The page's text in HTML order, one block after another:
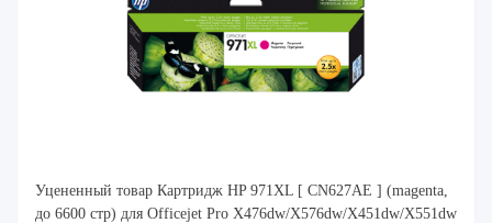
Уцененный товар Картридж HP 971XL [ CN627AE ] (magenta,
до 6600 стр) для Officejet Pro X476dw/X576dw/X451dw/X551dw